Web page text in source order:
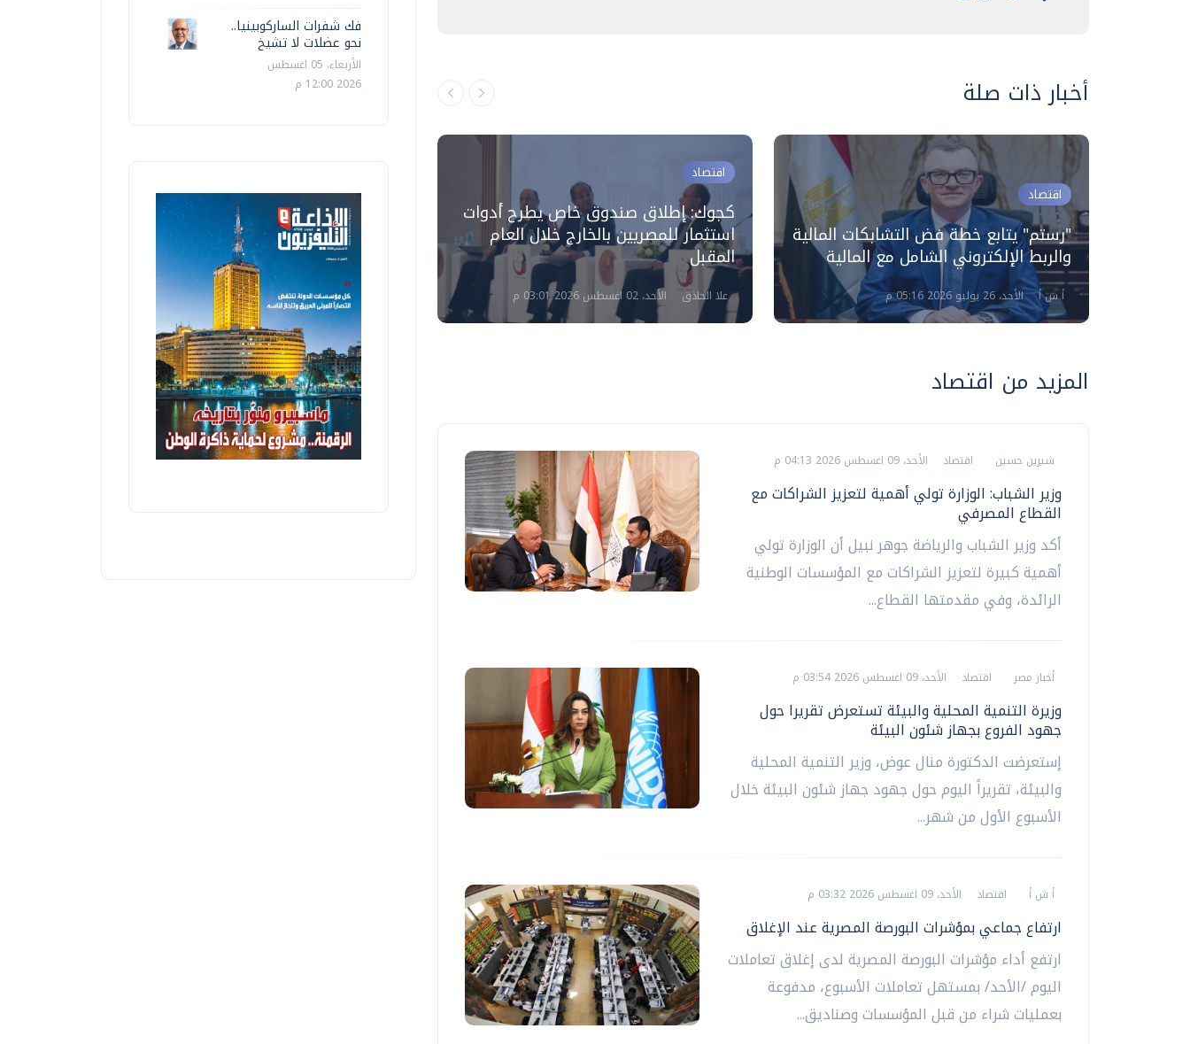
أخبار ذات صلة
وزير المالية أمام "النواب":لا مساس
بمستحقات "التأمين الصحي" بالموازنة
الجديدة
الإثنين، 22 يونيه 2026 01:15 م
اقتصاد
كجوك: إطلاق صندوق خاص يطرح أدوات
استثمار للمصريين بالخارج خلال العام
المقبل
علا الحاذق الأحد، 02 اغسطس 2026 03:01 م
اقتصاد
"رستم" يتابع خطة فض التشابكات المالية
والربط الإلكتروني الشامل مع المالية
أ ش أ الأحد، 26 يوليو 2026 05:16 م
المزيد من اقتصاد
شيرين حسين اقتصاد الأحد، 09 اغسطس 2026 04:13 م
وزير الشباب: الوزارة تولي أهمية لتعزيز الشراكات مع
القطاع المصرفي
أكد وزير الشباب والرياضة جوهر نبيل أن الوزارة تولي
أهمية كبيرة لتعزيز الشراكات مع المؤسسات الوطنية
الرائدة، وفي مقدمتها القطاع...
أخبار مصر اقتصاد الأحد، 09 اغسطس 2026 03:54 م
وزيرة التنمية المحلية والبيئة تستعرض تقريرا حول
جهود الفروع بجهاز شئون البيئة
إستعرضت الدكتورة منال عوض، وزير التنمية المحلية
والبيئة، تقريراً اليوم حول جهود جهاز شئون البيئة خلال
الأسبوع الأول من شهر...
أ ش أ اقتصاد الأحد، 09 اغسطس 2026 03:32 م
ارتفاع جماعي بمؤشرات البورصة المصرية عند الإغلاق
ارتفع أداء مؤشرات البورصة المصرية لدى إغلاق تعاملات
اليوم /الأحد/ بمستهل تعاملات الأسبوع، مدفوعة
بعمليات شراء من قبل المؤسسات وصناديق...
فك شفرات الساركوبينيا..
نحو عضلات لا تشيخ
الأربعاء، 05 اغسطس
2026 12:00 م